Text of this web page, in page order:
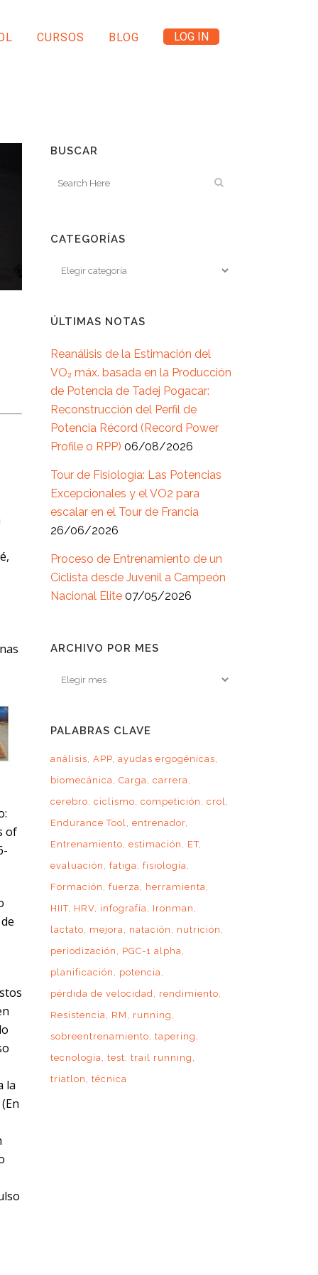
CURSOS BLOG LOG IN
of
la
BUSCAR
CATEGORÍAS
ÚLTIMAS NOTAS
Reanálisis de la Estimación del
VO₂ máx. basada en la Producción
de Potencia de Tadej Pogacar:
Reconstrucción del Perfil de
Potencia Récord (Record Power
Profile o RPP) 06/08/2026
Tour de Fisiología: Las Potencias
Excepcionales y el VO2 para
escalar en el Tour de Francia
26/06/2026
Proceso de Entrenamiento de un
Ciclista desde Juvenil a Campeón
Nacional Elite 07/05/2026
ARCHIVO POR MES
Archivo
PALABRAS CLAVE
análisis APP ayudas ergogénicas
biomecánica Carga carrera
cerebro ciclismo competición
crol
Endurance Tool entrenador
Entrenamiento estimación
ET
evaluación
fatiga fisiología
Formación
fuerza
herramienta
HIIT HRV infografía
Ironman
lactato
mejora natación
nutrición
periodización
PGC-1 alpha
planificación
potencia
pérdida de velocidad
rendimiento
Resistencia
RM
running
sobreentrenamiento tapering
tecnología test trail running
triatlon
técnica